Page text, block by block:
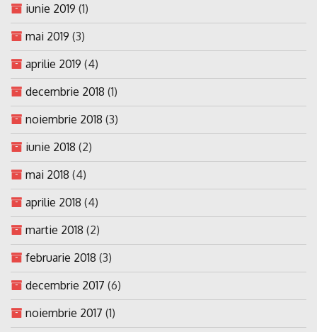
iunie 2019 (1)
mai 2019 (3)
aprilie 2019 (4)
decembrie 2018 (1)
noiembrie 2018 (3)
iunie 2018 (2)
mai 2018 (4)
aprilie 2018 (4)
martie 2018 (2)
februarie 2018 (3)
decembrie 2017 (6)
noiembrie 2017 (1)